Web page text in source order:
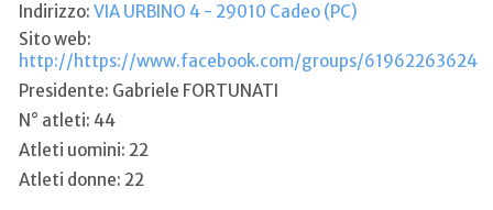
Indirizzo: VIA URBINO 4 - 29010 Cadeo (PC)
Sito web:
http://https://www.facebook.com/groups/61962263624
Presidente: Gabriele FORTUNATI
N° atleti: 44
Atleti uomini: 22
Atleti donne: 22